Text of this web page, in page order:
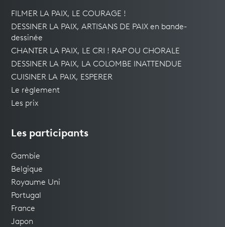
FILMER LA PAIX, LE COURAGE !
DESSINER LA PAIX, ARTISANS DE PAIX en bande-
dessinée
CHANTER LA PAIX, LE CRI ! RAP OU CHORALE
DESSINER LA PAIX, LA COLOMBE INATTENDUE
CUISINER LA PAIX, ESPERER
Le règlement
Les prix
Les participants
Gambie
Belgique
Royaume Uni
Portugal
France
Japon